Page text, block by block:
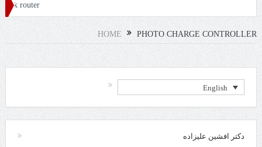
router
HOME PHOTO CHARGE CONTROLLER
English
دکتر افشین علیزاده